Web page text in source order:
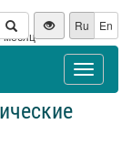
месяц
Ru En
Toggle